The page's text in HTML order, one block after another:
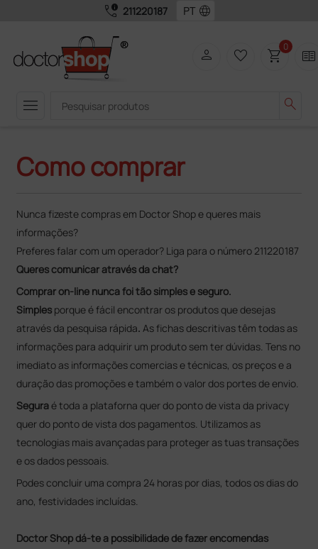
call_quality 211220187 language
menu search
person favorite_border shopping_cart0 two_pager
Como comprar
Nunca fizeste compras em Doctor Shop e queres mais
informações?
Preferes falar com um operador? Liga para o número 211220187
Queres comunicar através da chat?
Comprar on-line nunca foi tão simples e seguro.
Simples porque é fácil encontrar os produtos que desejas
através da pesquisa rápida.As fichas descritivas têm todas as
informações para adquirir um produto sem ter dúvidas. Tens no
imediato as informações comercias e técnicas, os preços e a
duração das promoções e também o valor dos portes de envio.
Seguraé toda a plataforna quer do ponto de vista da privacy
quer do ponto de vista dos pagamentos. Utilizamos as
tecnologias mais avançadas para proteger as tuas transações
e os dados pessoais.
Podes concluir uma compra 24 horas por dias, todos os dias do
ano, festividades incluídas.
Doctor Shop dá-te a possibilidade de fazer encomendas